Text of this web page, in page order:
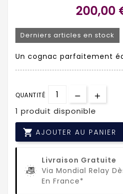
200,00
Derniers articles en stock
Un cognac parfaitement
QUANTITÉ
1 produit disponible
 AJOUTER AU PANIER
Livraison Gratuite
Via Mondial Relay
En France*